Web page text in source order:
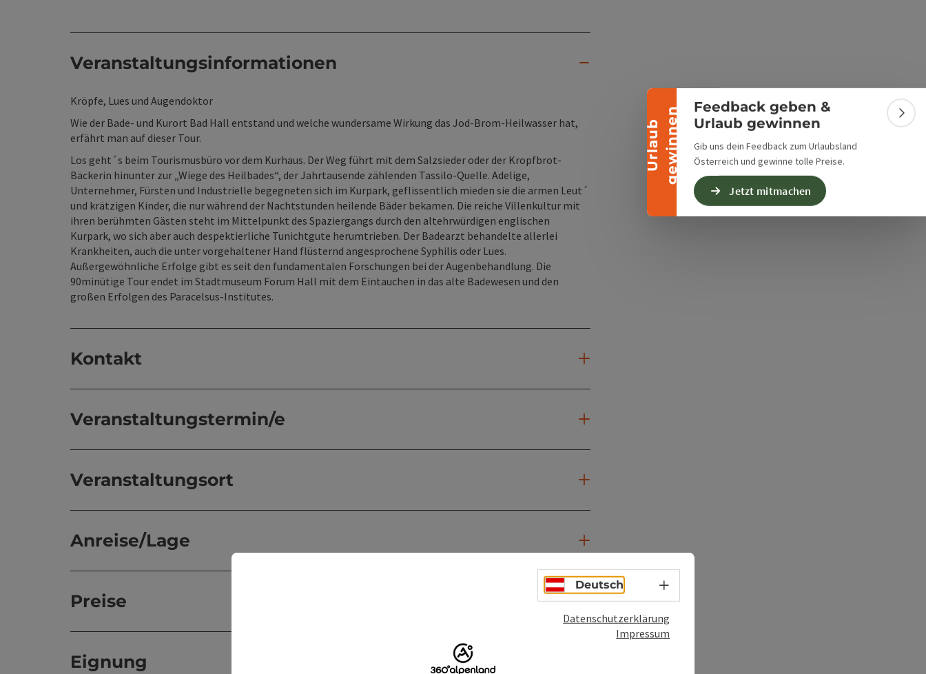
U
r
l
a
u
b
g
e
w
i
n
n
en
Banner einklappen
Feedback geben &
Urlaub gewinnen
Gib uns dein Feedback zum Urlaubsland
Österreich und gewinne tolle Preise.
Jetzt mitmachen
Veranstaltungsinformationen
Kröpfe, Lues und Augendoktor
Wie der Bade- und Kurort Bad Hall entstand und welche wundersame Wirkung das Jod-Brom-Heilwasser hat,
erfährt man auf dieser Tour.
Los geht´s beim Tourismusbüro vor dem Kurhaus. Der Weg führt mit dem Salzsieder oder der Kropfbrot-
Bäckerin hinunter zur „Wiege des Heilbades“, der Jahrtausende zählenden Tassilo-Quelle. Adelige,
Unternehmer, Fürsten und Industrielle begegneten sich im Kurpark, geflissentlich mieden sie die armen Leut´
und krätzigen Kinder, die nur während der Nachtstunden heilende Bäder bekamen. Die reiche Villenkultur mit
ihren berühmten Gästen steht im Mittelpunkt des Spaziergangs durch den altehrwürdigen englischen
Kurpark, wo sich aber auch despektierliche Tunichtgute herumtrieben. Der Badearzt behandelte allerlei
Krankheiten, auch die unter vorgehaltener Hand flüsternd angesprochene Syphilis oder Lues.
Außergewöhnliche Erfolge gibt es seit den fundamentalen Forschungen bei der Augenbehandlung. Die
90minütige Tour endet im Stadtmuseum Forum Hall mit dem Eintauchen in das alte Badewesen und den
großen Erfolgen des Paracelsus-Institutes.
Kontakt
Veranstaltungstermin/e
Veranstaltungsort
Anreise/Lage
Preise
Eignung
Deutsch Sprachwahl - Menü öffnen
Datenschutzerklärung
Impressum